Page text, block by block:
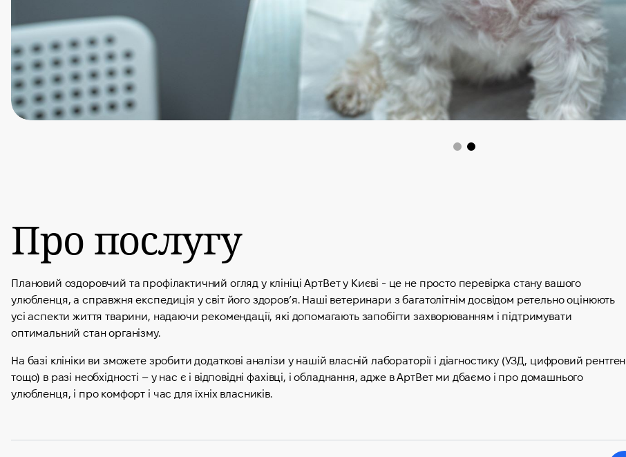
Про послугу
Плановий оздоровчий та профілактичний огляд у клініці АртВет у Києві - це не просто перевірка стану вашого
улюбленця, а справжня експедиція у світ його здоров’я. Наші ветеринари з багатолітнім досвідом ретельно оцінюють
усі аспекти життя тварини, надаючи рекомендації, які допомагають запобігти захворюванням і підтримувати
оптимальний стан організму.
На базі клініки ви зможете зробити додаткові аналізи у нашій власній лабораторії і діагностику (УЗД, цифровий рентген
тощо) в разі необхідності – у нас є і відповідні фахівці, і обладнання, адже в АртВет ми дбаємо і про домашнього
улюбленця, і про комфорт і час для їхніх власників.